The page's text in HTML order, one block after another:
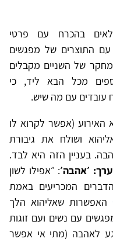
בהכרח עם פרטי
התוצרים של מפגשים
של השניים מקבלים
מכל הבא ליד, כי
עובדים עם מה שיש.
(אפשר לקרוא לו
ושולח את גיבורת
בעניין הזה היא לבד.
ערך: ׳אהבה׳: ״אפילו לשון
המכריעים באמת
האפשרות שאליהוא הלך
עם נשים ועם זוגות
לאהבה (מתי אי אפשר